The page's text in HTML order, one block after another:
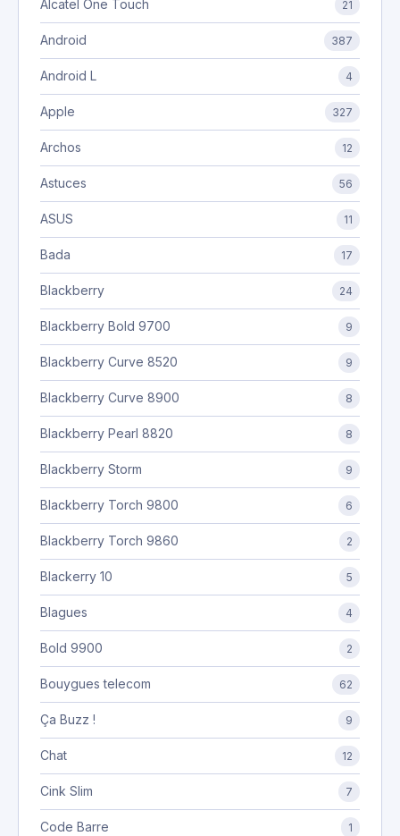
Alcatel One Touch 21
Android 387
Android L 4
Apple 327
Archos 12
Astuces 56
ASUS 11
Bada 17
Blackberry 24
Blackberry Bold 9700 9
Blackberry Curve 8520 9
Blackberry Curve 8900 8
Blackberry Pearl 8820 8
Blackberry Storm 9
Blackberry Torch 9800 6
Blackberry Torch 9860 2
Blackerry 10 5
Blagues 4
Bold 9900 2
Bouygues telecom 62
Ça Buzz ! 9
Chat 12
Cink Slim 7
Code Barre 1